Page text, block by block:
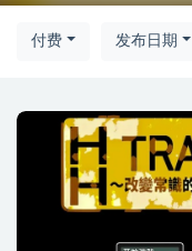
付费 发布日期